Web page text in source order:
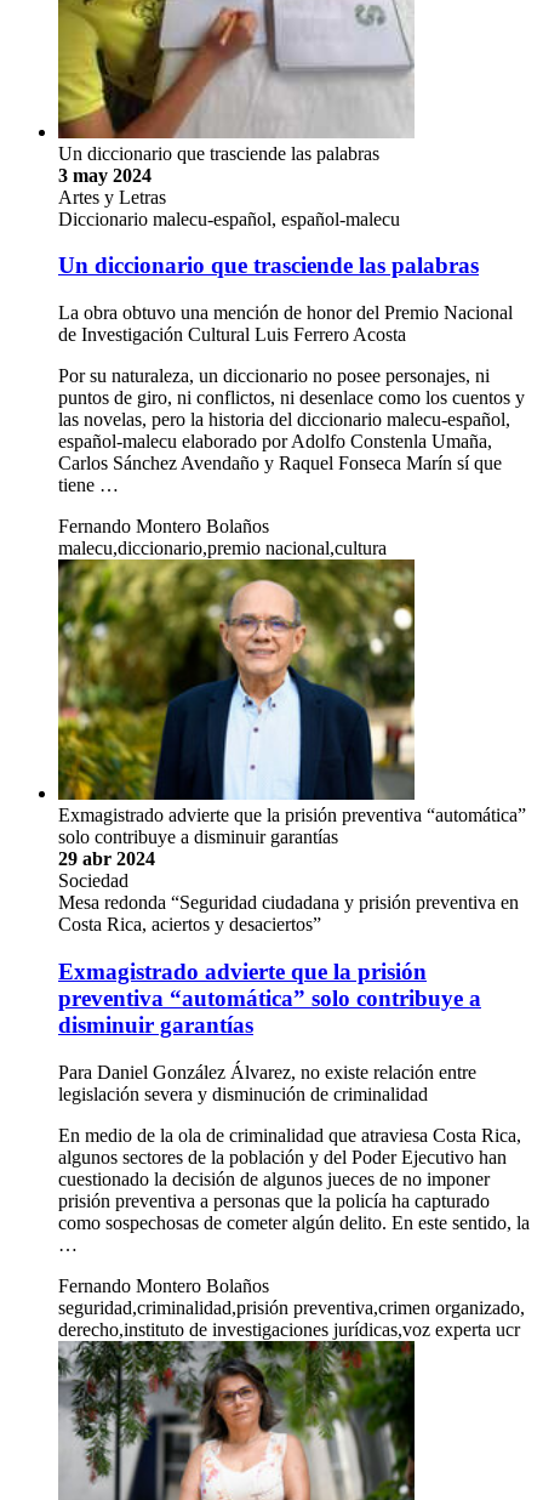
Un diccionario que trasciende las palabras
3 may 2024
Artes y Letras
Diccionario malecu-español, español-malecu
Un diccionario que trasciende las palabras
La obra obtuvo una mención de honor del Premio Nacional
de Investigación Cultural Luis Ferrero Acosta
Por su naturaleza, un diccionario no posee personajes, ni
puntos de giro, ni conflictos, ni desenlace como los cuentos y
las novelas, pero la historia del diccionario malecu-español,
español-malecu elaborado por Adolfo Constenla Umaña,
Carlos Sánchez Avendaño y Raquel Fonseca Marín sí que
tiene …
Fernando Montero Bolaños
malecu,diccionario,premio nacional,cultura
Exmagistrado advierte que la prisión preventiva “automática”
solo contribuye a disminuir garantías
29 abr 2024
Sociedad
Mesa redonda “Seguridad ciudadana y prisión preventiva en
Costa Rica, aciertos y desaciertos”
Exmagistrado advierte que la prisión
preventiva “automática” solo contribuye a
disminuir garantías
Para Daniel González Álvarez, no existe relación entre
legislación severa y disminución de criminalidad
En medio de la ola de criminalidad que atraviesa Costa Rica,
algunos sectores de la población y del Poder Ejecutivo han
cuestionado la decisión de algunos jueces de no imponer
prisión preventiva a personas que la policía ha capturado
como sospechosas de cometer algún delito. En este sentido, la
…
Fernando Montero Bolaños
seguridad,criminalidad,prisión preventiva,crimen organizado,
derecho,instituto de investigaciones jurídicas,voz experta ucr